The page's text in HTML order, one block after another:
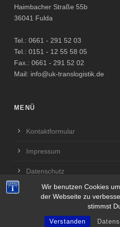
Wir benutzen Cookies
der Webseite zu
stimmst
Verstanden
Haimbacher Straße 55b
36041 Fulda
Tel.: 0661 - 291 52 03
Tel.: 0151 - 12 55 58 05
Fax.: 0661 - 291 52 02
Mail: info@uk-translogistik.de
MENÜ
Kontaktformular
Impressum
Datenschutz